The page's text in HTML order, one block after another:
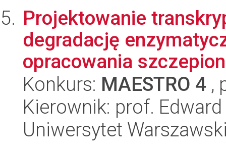
Projektowanie
degradację
opracowania
Konkurs: MAESTRO 4 ,
Kierownik: prof.
Uniwersytet